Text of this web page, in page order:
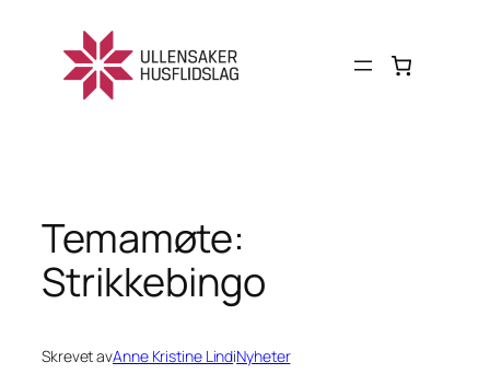
innhold
Temamøte:
Strikkebingo
Skrevet avAnne Kristine LindiNyheter